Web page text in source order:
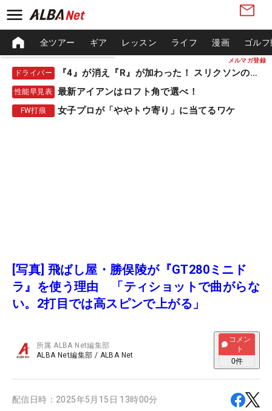
メルマガ登録
全ツアー ギア レッスン ライフ 漫画 ゴル
ドライバー 『4』が消え『R』が加わった！ スリクソンの新作
性能早見表 最新アイアンはロフト角で選べ！
FW打痕 女子プロが「ややトウ寄り」に当てるワケ
[写真] 飛ばし屋・勝俣陵が『GT280ミニド
ラ』を使う理由 「ティショットで曲がらな
い。2打目では高スピンで上がる」
所属ALBA Net編集部
ALBA Net編集部 / ALBA Net
コメン
ト
0件
配信日時： 2025年5月15日 13時00分